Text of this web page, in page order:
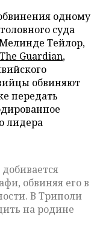
одному
суда
Тейлор,
The Guardian,
обвиняют
передать
лидера
обвиняя его в
В Триполи
на родине